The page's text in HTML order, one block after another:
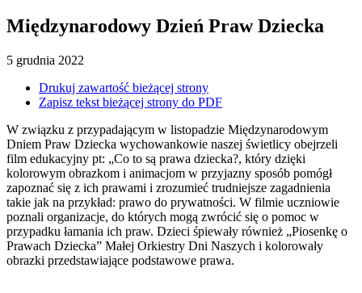
Międzynarodowy Dzień Praw Dziecka
5 grudnia 2022
Drukuj zawartość bieżącej strony
Zapisz tekst bieżącej strony do PDF
W związku z przypadającym w listopadzie Międzynarodowym
Dniem Praw Dziecka wychowankowie naszej świetlicy obejrzeli
film edukacyjny pt: „Co to są prawa dziecka?, który dzięki
kolorowym obrazkom i animacjom w przyjazny sposób pomógł
zapoznać się z ich prawami i zrozumieć trudniejsze zagadnienia
takie jak na przykład: prawo do prywatności. W filmie uczniowie
poznali organizacje, do których mogą zwrócić się o pomoc w
przypadku łamania ich praw. Dzieci śpiewały również „Piosenkę o
Prawach Dziecka” Małej Orkiestry Dni Naszych i kolorowały
obrazki przedstawiające podstawowe prawa.